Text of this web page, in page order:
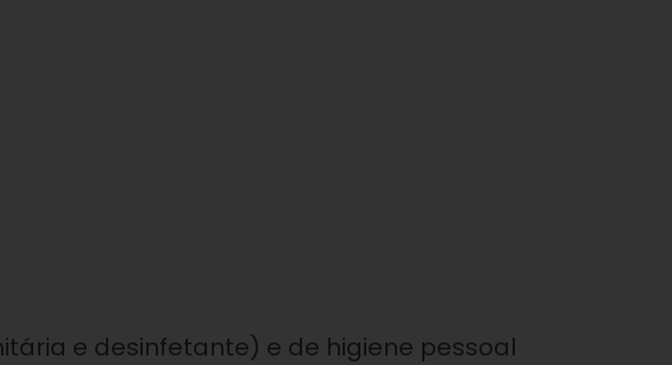
e desinfetante) e de higiene pessoal